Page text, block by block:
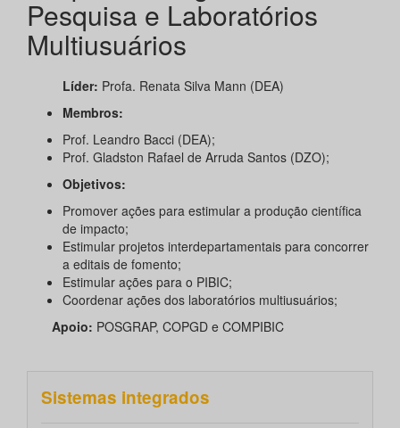
Pesquisa e Laboratórios
Multiusuários
Líder: Profa. Renata Silva Mann (DEA)
Membros:
Prof. Leandro Bacci (DEA);
Prof. Gladston Rafael de Arruda Santos (DZO);
Objetivos:
Promover ações para estimular a produção científica
de impacto;
Estimular projetos interdepartamentais para concorrer
a editais de fomento;
Estimular ações para o PIBIC;
Coordenar ações dos laboratórios multiusuários;
Apoio: POSGRAP, COPGD e COMPIBIC
Sistemas integrados